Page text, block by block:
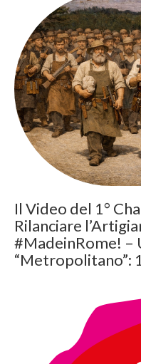
Il Video del 1°
Rilanciare
#MadeinRome! –
“Metropolitano”: